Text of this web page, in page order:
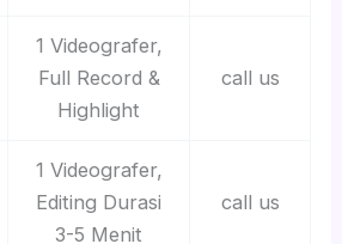
1 Videografer,
Full Record &
Highlight
call us
1 Videografer,
Editing Durasi
3-5 Menit
call us